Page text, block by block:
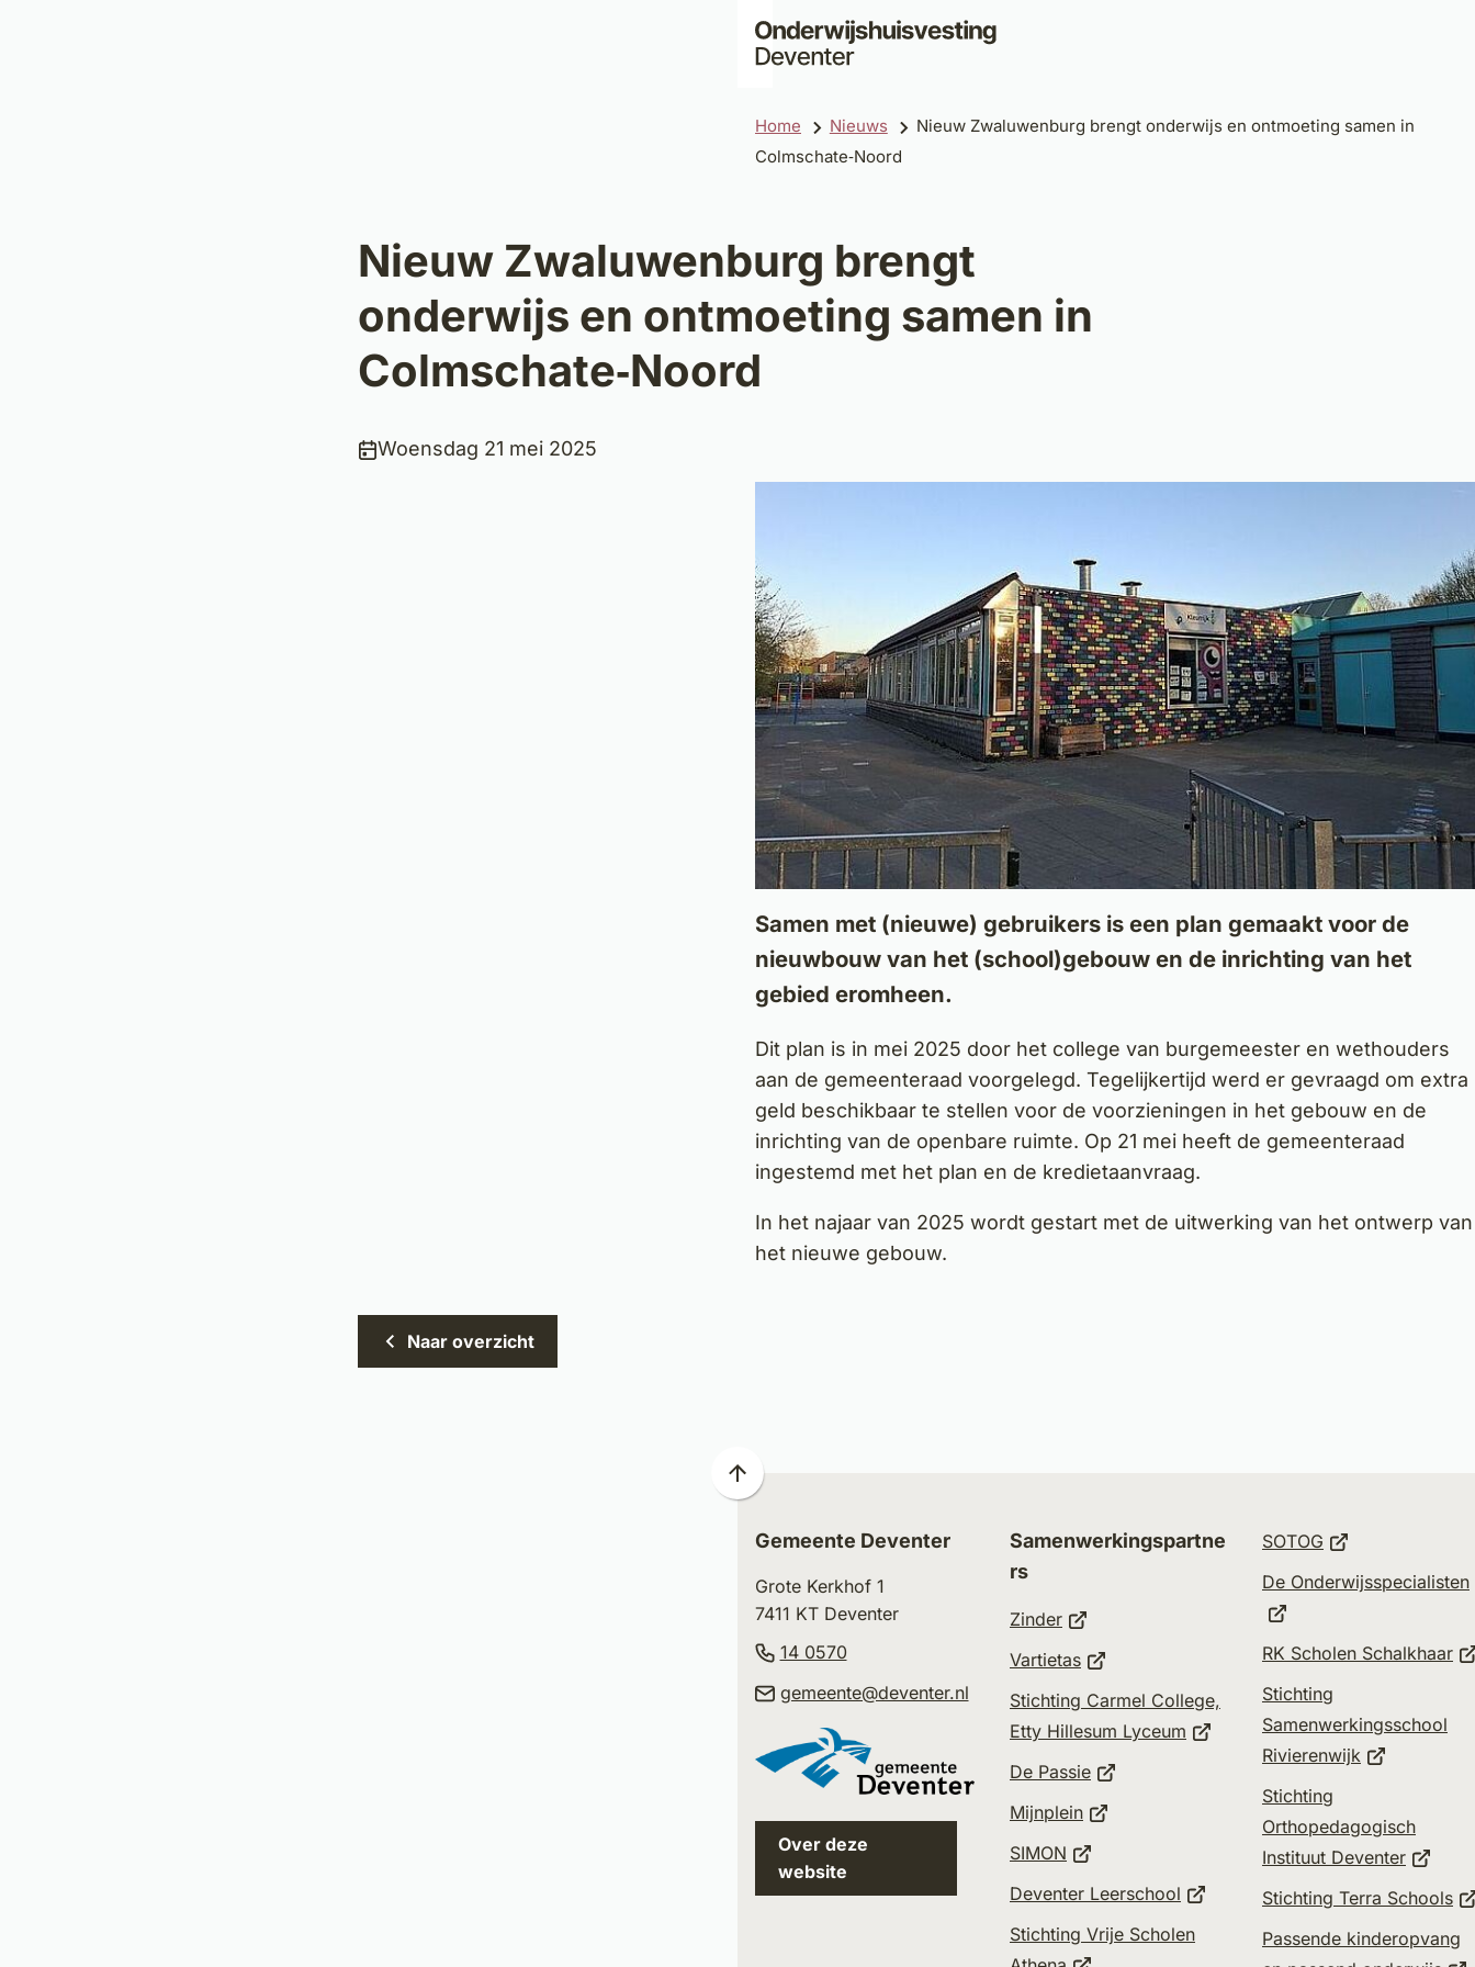
Home Nieuws
Nieuw Zwaluwenburg brengt onderwijs en ontmoeting samen in
Colmschate‑Noord
Nieuw Zwaluwenburg brengt
onderwijs en ontmoeting samen in
Colmschate‑Noord
Publicatiedatum:
Woensdag 21 mei 2025
Samen met (nieuwe) gebruikers is een plan gemaakt voor de
nieuwbouw van het (school)gebouw en de inrichting van het
gebied eromheen.
Dit plan is in mei 2025 door het college van burgemeester en wethouders
aan de gemeenteraad voorgelegd. Tegelijkertijd werd er gevraagd om extra
geld beschikbaar te stellen voor de voorzieningen in het gebouw en de
inrichting van de openbare ruimte. Op 21 mei heeft de gemeenteraad
ingestemd met het plan en de kredietaanvraag.
In het najaar van 2025 wordt gestart met de uitwerking van het ontwerp van
het nieuwe gebouw.
Naar overzicht
Scroll
boven
het
begin
van
paginainhoud
Gemeente Deventer
Grote Kerkhof 1
7411 KT Deventer
14 0570(Verwijst
naar
telefoonnummer)
gemeente@deventer.nl(Verwijst
e-
mailadres)
Over deze
website
Samenwerkingspartne
rs
Zinder(Verwijst
naar
externe
website)
Vartietas(Verwijst
naar
website)
Stichting Carmel College,
Etty Hillesum Lyceum (Verwijst
website)
De Passie(Verwijst
naar
website)
Mijnplein(Verwijst
naar
externe
website)
SIMON (Verwijst
naar
externe
Deventer Leerschool (Verwijst
Stichting Vrije Scholen
SOTOG (Verwijst
naar
website)
De Onderwijsspecialisten
RK Scholen Schalkhaar
Stichting
Samenwerkingsschool
Rivierenwijk (Verwijst
een
externe
Stichting
Orthopedagogisch
Instituut Deventer
naar
Stichting Terra Schools
Passende kinderopvang